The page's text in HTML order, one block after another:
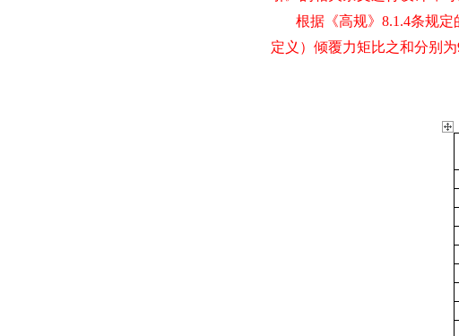
根据《高规》 8.1.4条规定
定义）倾覆力矩比之和分别为